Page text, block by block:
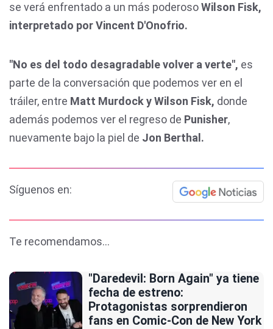
se verá enfrentado a un más poderosoWilson Fisk,
interpretado por Vincent D'Onofrio.
"No es del todo desagradable volver a verte", es
parte de la conversación que podemos ver en el
tráiler, entre Matt Murdock y Wilson Fisk, donde
además podemos ver el regreso de Punisher,
nuevamente bajo la piel de Jon Berthal.
Síguenos en:
Te recomendamos...
"Daredevil: Born Again" ya tiene
fecha de estreno:
Protagonistas sorprendieron
fans en Comic-Con de New York